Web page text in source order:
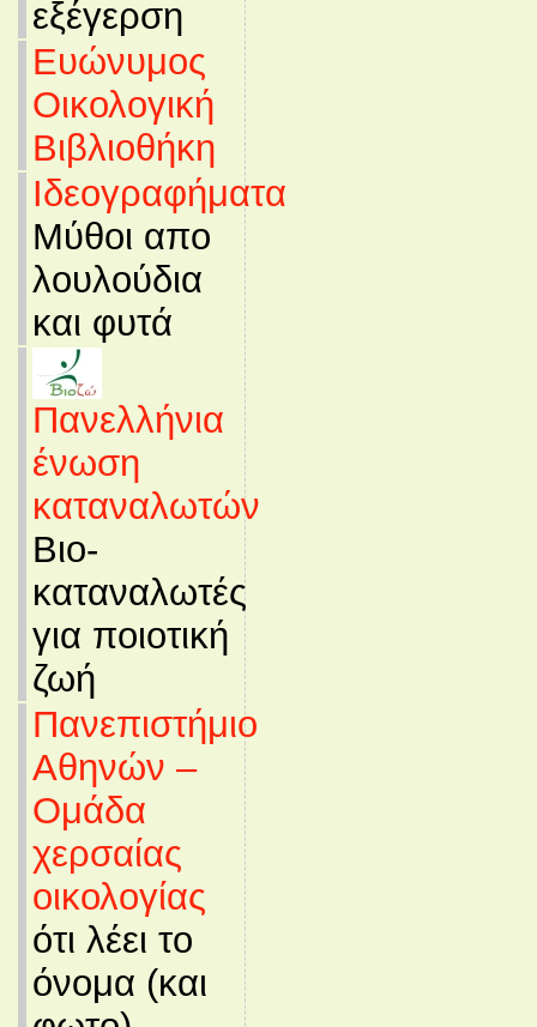
εξέγερση
Ευώνυμος
Οικολογική
Βιβλιοθήκη
Ιδεογραφήματα
Μύθοι απο
λουλούδια
και φυτά
Πανελλήνια
ένωση
καταναλωτών
Βιο-
καταναλωτές
για ποιοτική
ζωή
Πανεπιστήμιο
Αθηνών –
Ομάδα
χερσαίας
οικολογίας
ότι λέει το
όνομα (και